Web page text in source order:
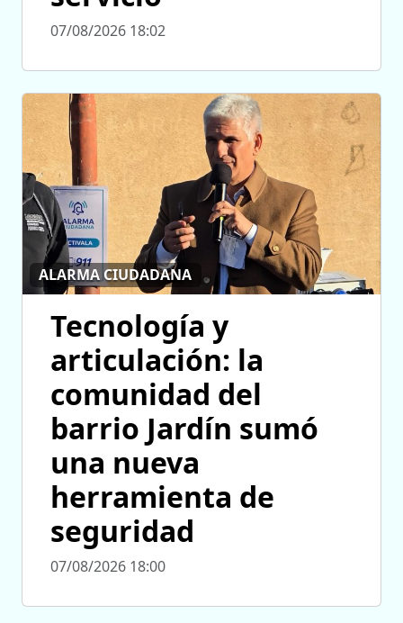
07/08/2026 18:02
ALARMA CIUDADANA
Tecnología y
articulación: la
comunidad del
barrio Jardín sumó
una nueva
herramienta de
seguridad
07/08/2026 18:00